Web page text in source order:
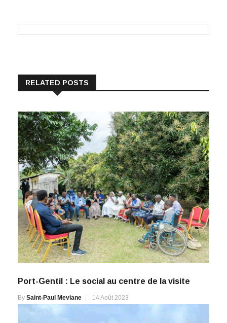
RELATED POSTS
Port-Gentil : Le social au centre de la visite
By Saint-Paul Meviane 14 Août 2023